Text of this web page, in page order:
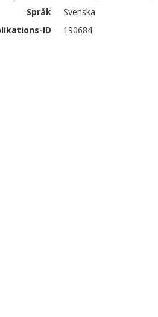
Språk
Svenska
ID
190684